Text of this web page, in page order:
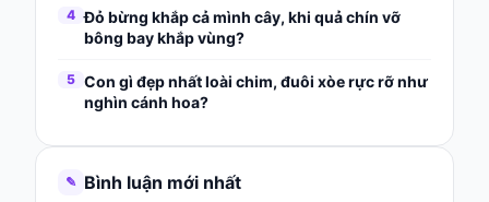
4 Đỏ bừng khắp cả mình cây, khi quả chín vỡ
bông bay khắp vùng?
5 Con gì đẹp nhất loài chim, đuôi xòe rực rỡ như
nghìn cánh hoa?
✎ Bình luận mới nhất